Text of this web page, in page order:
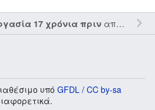
17 χρόνια πριναπό τον την
υπό GFDL / CC by-sa